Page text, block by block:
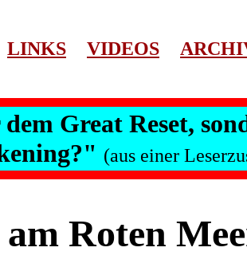
LINKS VIDEOS
Great Reset,
(aus einer
Roten